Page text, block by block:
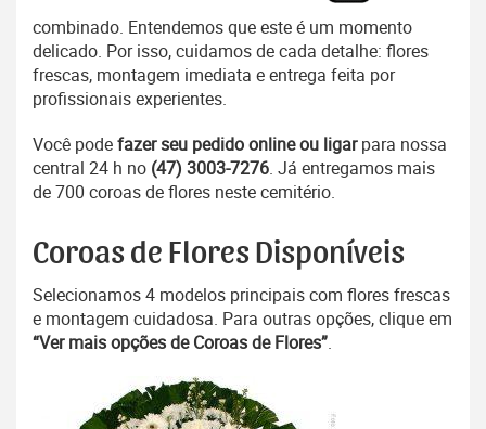
combinado. Entendemos que este é um momento
delicado. Por isso, cuidamos de cada detalhe: flores
frescas, montagem imediata e entrega feita por
profissionais experientes.
Você podefazer seu pedido online ou ligarpara nossa
central 24 h no (47) 3003-7276. Já entregamos mais
de 700 coroas de flores neste cemitério.
Coroas de Flores Disponíveis
Selecionamos 4 modelos principais com flores frescas
e montagem cuidadosa. Para outras opções, clique em
“Ver mais opções de Coroas de Flores”.